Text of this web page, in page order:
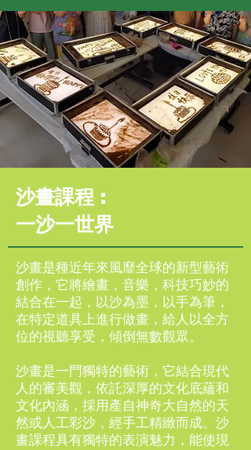
沙畫課程 :
一沙一世界
沙畫是種近年來風靡全球的新型藝術
創作，它將繪畫，音樂，科技巧妙的
結合在一起，以沙為墨，以手為筆，
在特定道具上進行做畫，給人以全方
位的視聽享受，傾倒無數觀眾。
沙畫是一門獨特的藝術，它結合現代
人的審美觀，依託深厚的文化底蘊和
文化內涵，採用產自神奇大自然的天
然或人工彩沙，經手工精緻而成。 沙
畫課程具有獨特的表演魅力，能使現